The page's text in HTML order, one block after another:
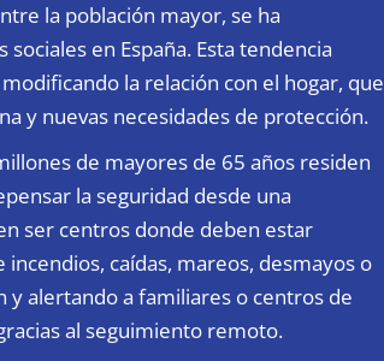
la población mayor, se ha
en España. Esta tendencia
la relación con el hogar, que
y nuevas necesidades de protección.
de mayores de 65 años residen
la seguridad desde una
ser centros donde deben estar
caídas, mareos, desmayos o
alertando a familiares o centros de
al seguimiento remoto.